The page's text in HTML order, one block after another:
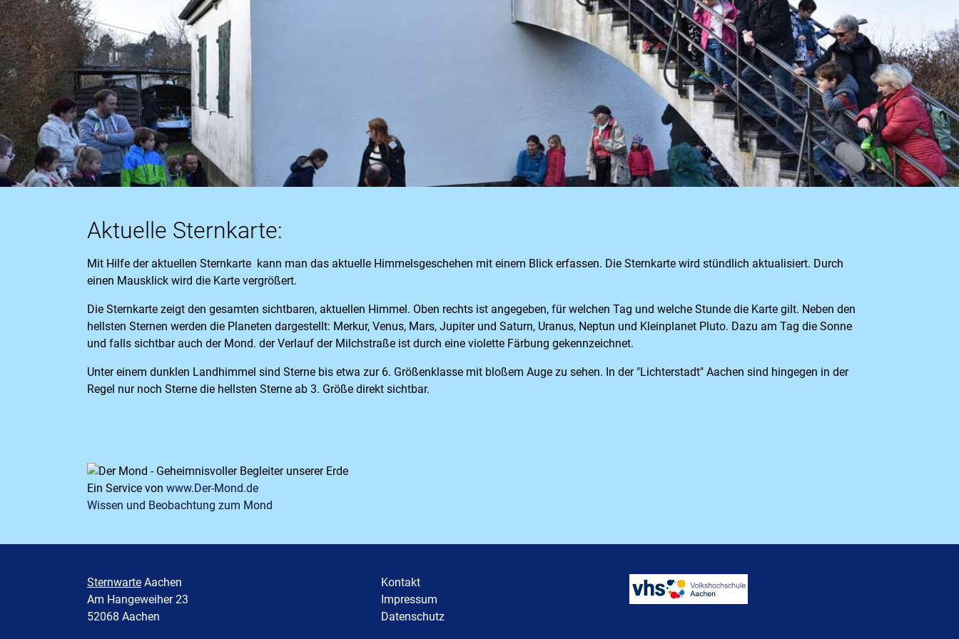
Aktuelle Sternkarte:
Mit Hilfe der aktuellen Sternkarte kann man das aktuelle Himmelsgeschehen mit einem Blick erfassen. Die Sternkarte wird stündlich aktualisiert. Durch
einen Mausklick wird die Karte vergrößert.
Die Sternkarte zeigt den gesamten sichtbaren, aktuellen Himmel. Oben rechts ist angegeben, für welchen Tag und welche Stunde die Karte gilt. Neben den
hellsten Sternen werden die Planeten dargestellt: Merkur, Venus, Mars, Jupiter und Saturn, Uranus, Neptun und Kleinplanet Pluto. Dazu am Tag die Sonne
und falls sichtbar auch der Mond. der Verlauf der Milchstraße ist durch eine violette Färbung gekennzeichnet.
Unter einem dunklen Landhimmel sind Sterne bis etwa zur 6. Größenklasse mit bloßem Auge zu sehen. In der "Lichterstadt" Aachen sind hingegen in der
Regel nur noch Sterne die hellsten Sterne ab 3. Größe direkt sichtbar.
Ein Service von www.Der-Mond.de
Wissen und Beobachtung zum Mond
Sternwarte Aachen
Am Hangeweiher 23
52068 Aachen
Kontakt
Impressum
Datenschutz